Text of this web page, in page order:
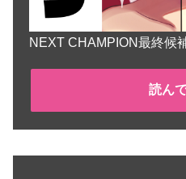
NEXT CHAMPION最終候
読ん